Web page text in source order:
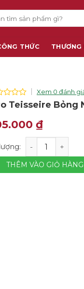
THỨC THƯƠNG
Xem 0 đánh
Teisseire Bỏng
₫
Teisseire Bỏng Ngô -
THÊM VÀO GIỎ HÀNG